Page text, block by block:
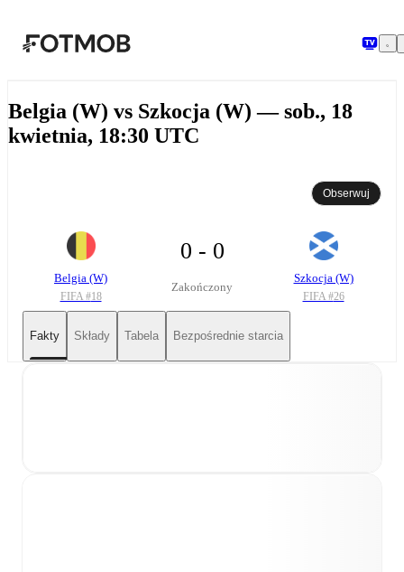
Belgia (W) vs Szkocja (W) — sob., 18
kwietnia, 18:30 UTC
Obserwuj
Belgia (W)
FIFA #18
0 - 0
Zakończony
Szkocja (W)
FIFA #26
Fakty Składy Tabela Bezpośrednie starcia